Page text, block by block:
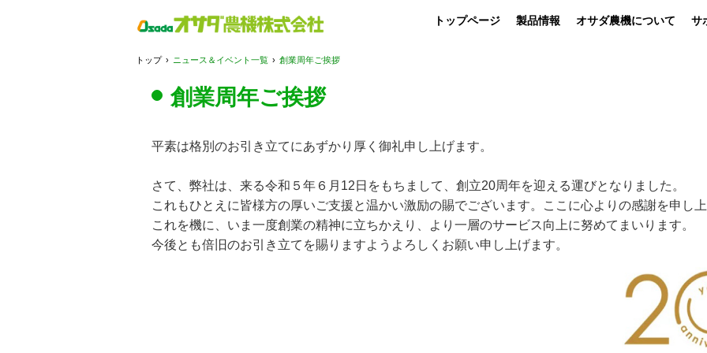
トップページ 製品情報 オサダ農機について サ
トップ › ニュース＆イベント一覧 › 創業周年ご挨拶
創業周年ご挨拶
平素は格別のお引き立てにあずかり厚く御礼申し上げます。
さて、弊社は、来る令和５年６月12日をもちまして、創立20周年を迎える運びとなりました。
これもひとえに皆様方の厚いご支援と温かい激励の賜でございます。ここに心よりの感謝を申し
これを機に、いま一度創業の精神に立ちかえり、より一層のサービス向上に努めてまいります。
今後とも倍旧のお引き立てを賜りますようよろしくお願い申し上げます。